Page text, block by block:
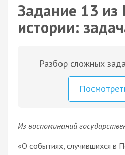
Задание 13 из
истории:
Разбор сложных
Из воспоминаний
«О событиях, случившихся в